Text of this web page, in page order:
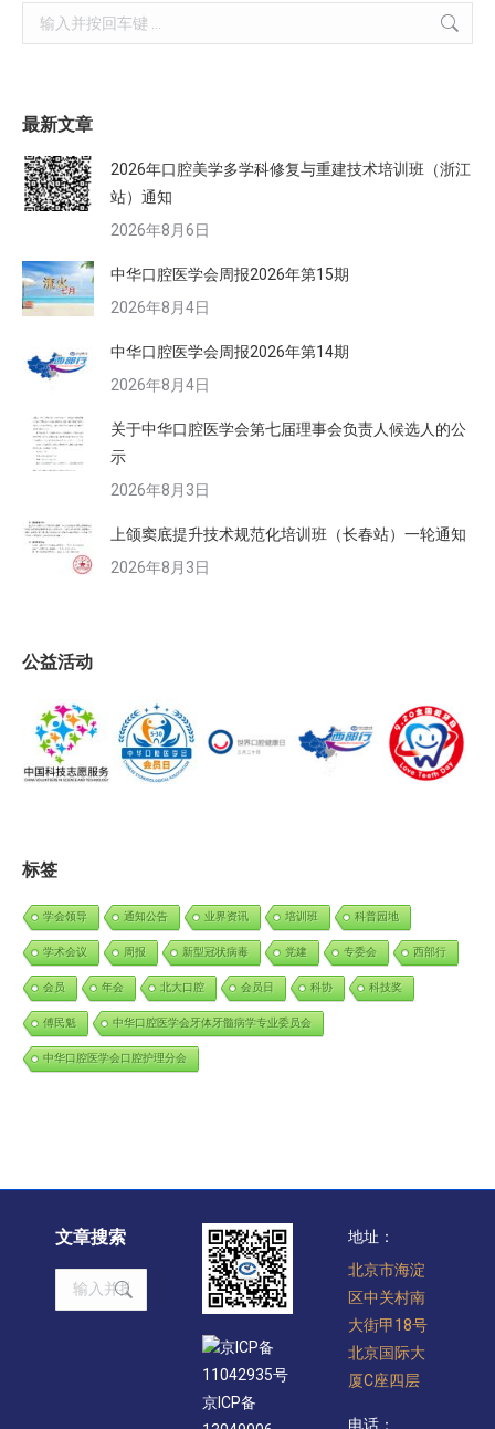
Search:
最新文章
2026年口腔美学多学科修复与重建技术培训班（浙江
站）通知
2026年8月6日
中华口腔医学会周报2026年第15期
2026年8月4日
中华口腔医学会周报2026年第14期
2026年8月4日
关于中华口腔医学会第七届理事会负责人候选人的公
示
2026年8月3日
上颌窦底提升技术规范化培训班（长春站）一轮通知
2026年8月3日
公益活动
标签
学会领导 通知公告 业界资讯 培训班 科普园地
学术会议 周报 新型冠状病毒 党建 专委会 西部行
会员 年会 北大口腔 会员日 科协 科技奖
傅民魁 中华口腔医学会牙体牙髓病学专业委员会
中华口腔医学会口腔护理分会
文章搜索
Search:
京ICP备
11042935号
京ICP备
地址：
北京市海淀
区中关村南
大街甲18号
北京国际大
厦C座四层
电话：